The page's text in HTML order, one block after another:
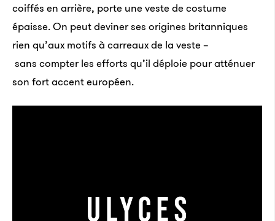
coiffés en arrière, porte une veste de costume
épaisse. On peut deviner ses origines britanniques
rien qu’aux motifs à carreaux de la veste –
sans compter les efforts qu’il déploie pour atténuer
son fort accent européen.